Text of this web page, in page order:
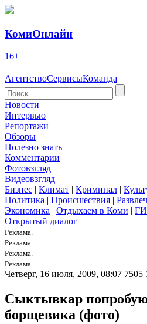
КомиОнлайн
16+
АгентствоСервисыКоманда
Новости
Интервью
Репортажи
Обзоры
Полезно знать
Комментарии
Фотовзгляд
Видеовзгляд
Бизнес | Климат | Криминал |
Политика | Происшествия |
Экономика | Отдыхаем в Коми |
Открытый диалог
Реклама.
Реклама.
Реклама.
Реклама.
Четверг, 16 июля, 2009, 08:07 7505
Сыктывкар
борщевика (фото)